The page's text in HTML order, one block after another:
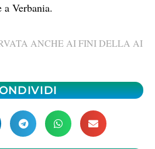
a Verbania.
ANCHE AI FINI DELLA AI